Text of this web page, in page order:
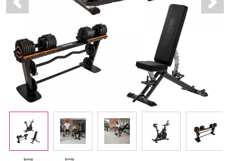
Previous Next